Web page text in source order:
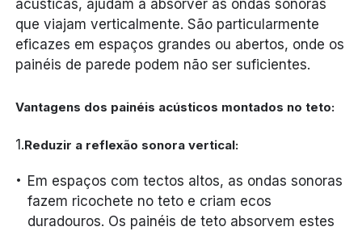
acústicas, ajudam a absorver as ondas sonoras
que viajam verticalmente. São particularmente
eficazes em espaços grandes ou abertos, onde os
painéis de parede podem não ser suficientes.
Vantagens dos painéis acústicos montados no teto:
1.Reduzir a reflexão sonora vertical:
Em espaços com tectos altos, as ondas sonoras
fazem ricochete no teto e criam ecos
duradouros. Os painéis de teto absorvem estes